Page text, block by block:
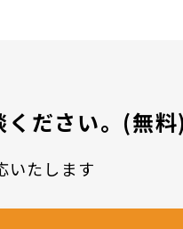
ください。(無
いたします